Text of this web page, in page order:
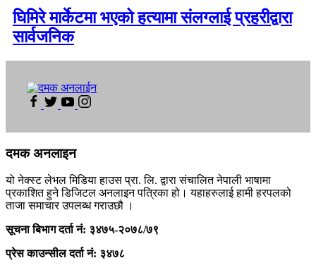
घिमिरे मार्केटमा भएको हत्यामा संलग्लाई प्रहरीद्वारा
सार्वजनिक
दमक अनलाइन
यो नेक्स्ट लेभल मिडिया हाउस प्रा. लि. द्वारा संचालित नेपाली भाषामा
प्रकाशित हुने डिजिटल अनलाइन पत्रिका हो। यहाहरुलाई हामी हरपलको
ताजा समाचार उपलब्ध गराउछौ ।
सूचना बिभाग दर्ता नं: ३४७५-२०७८/७९
प्रेस काउन्सील दर्ता नं: ३४७८